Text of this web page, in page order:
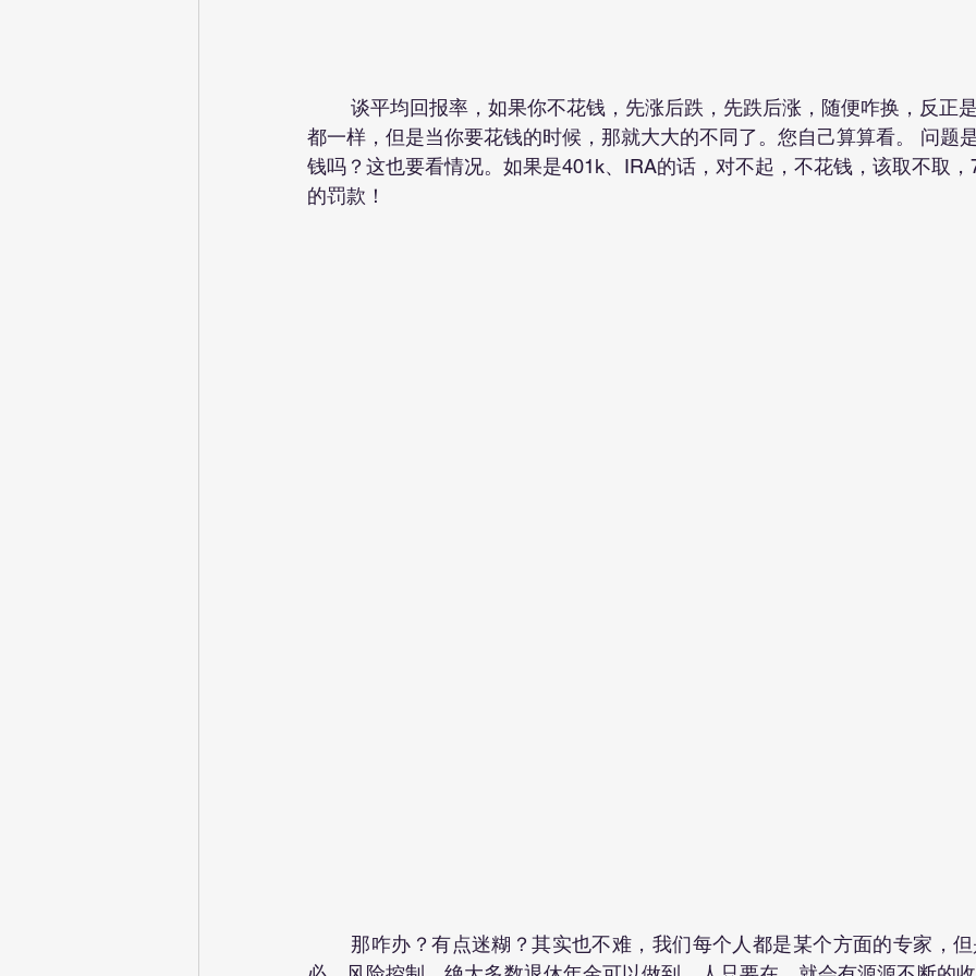
都一样，但是当你要花钱的时候，那就大大的不同了。您自己算算看。 问题
钱吗？这也要看情况。如果是401k、IRA的话，对不起，不花钱，该取不取
的罚款！
	那咋办？有点迷糊？其实也不难，我们每个人都是某个方面的专家，但是管理钱财却未